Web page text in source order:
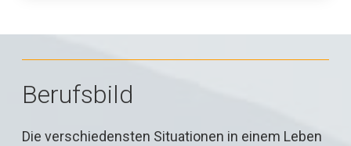
Berufsbild
Die verschiedensten Situationen in einem Leben